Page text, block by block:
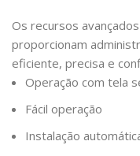
Os recursos
proporcionam
eficiente, precisa e
Operação com tela
Fácil operação
Instalação